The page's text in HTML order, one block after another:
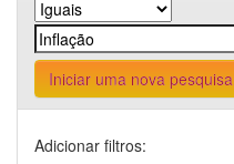
Iniciar uma nova pesquisa
Adicionar filtros: